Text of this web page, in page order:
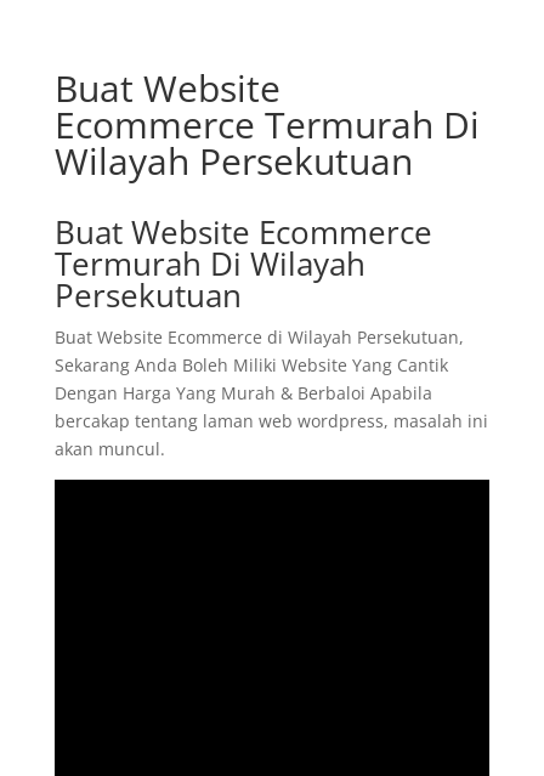
Buat Website
Ecommerce Termurah Di
Wilayah Persekutuan
Buat Website Ecommerce
Termurah Di Wilayah
Persekutuan
Buat Website Ecommerce di Wilayah Persekutuan,
Sekarang Anda Boleh Miliki Website Yang Cantik
Dengan Harga Yang Murah & Berbaloi Apabila
bercakap tentang laman web wordpress, masalah ini
akan muncul.